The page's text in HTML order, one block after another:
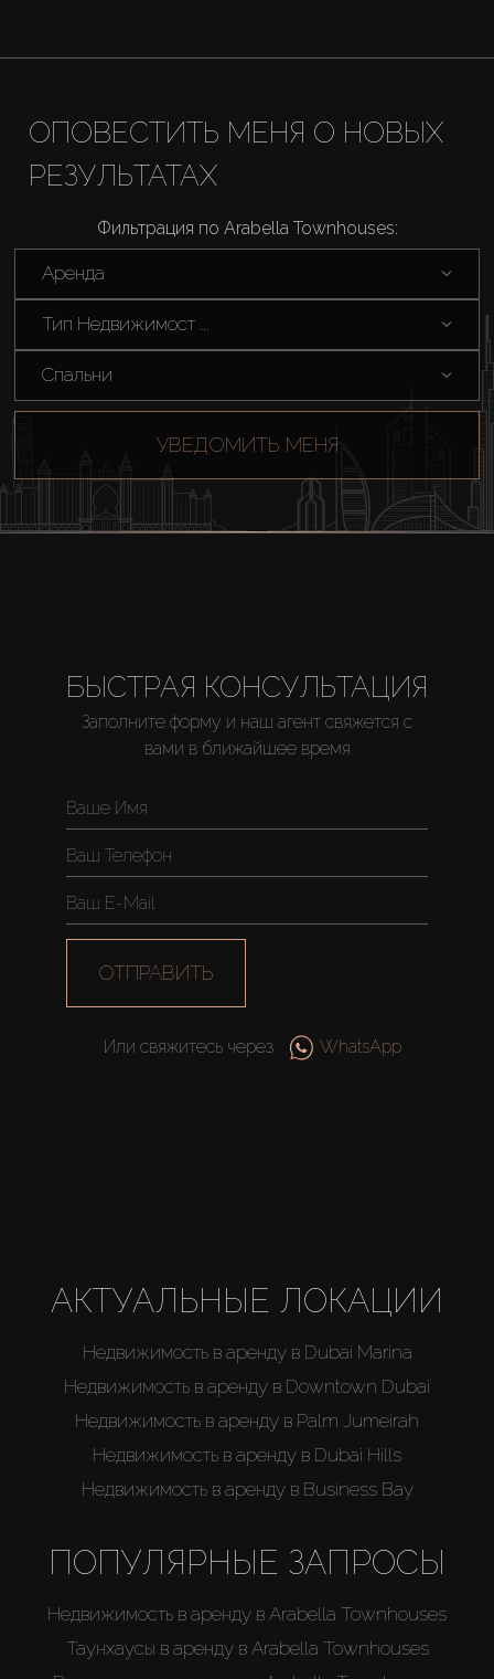
Каталоги
Агенты
About Us
ОПОВЕСТИТЬ МЕНЯ О НОВЫХ
РЕЗУЛЬТАТАХ
Фильтрация по Arabella Townhouses:
Аренда
Тип Недвижимост ...
Спальни
УВЕДОМИТЬ МЕНЯ
БЫСТРАЯ КОНСУЛЬТАЦИЯ
Заполните форму и наш агент свяжется с
вами в ближайшее время
ОТПРАВИТЬ
Или свяжитесь через WhatsApp
АКТУАЛЬНЫЕ ЛОКАЦИИ
Недвижимость в аренду в Dubai Marina
Недвижимость в аренду в Downtown Dubai
Недвижимость в аренду в Palm Jumeirah
Недвижимость в аренду в Dubai Hills
Недвижимость в аренду в Business Bay
ПОПУЛЯРНЫЕ ЗАПРОСЫ
Недвижимость в аренду в Arabella Townhouses
Таунхаусы в аренду в Arabella Townhouses